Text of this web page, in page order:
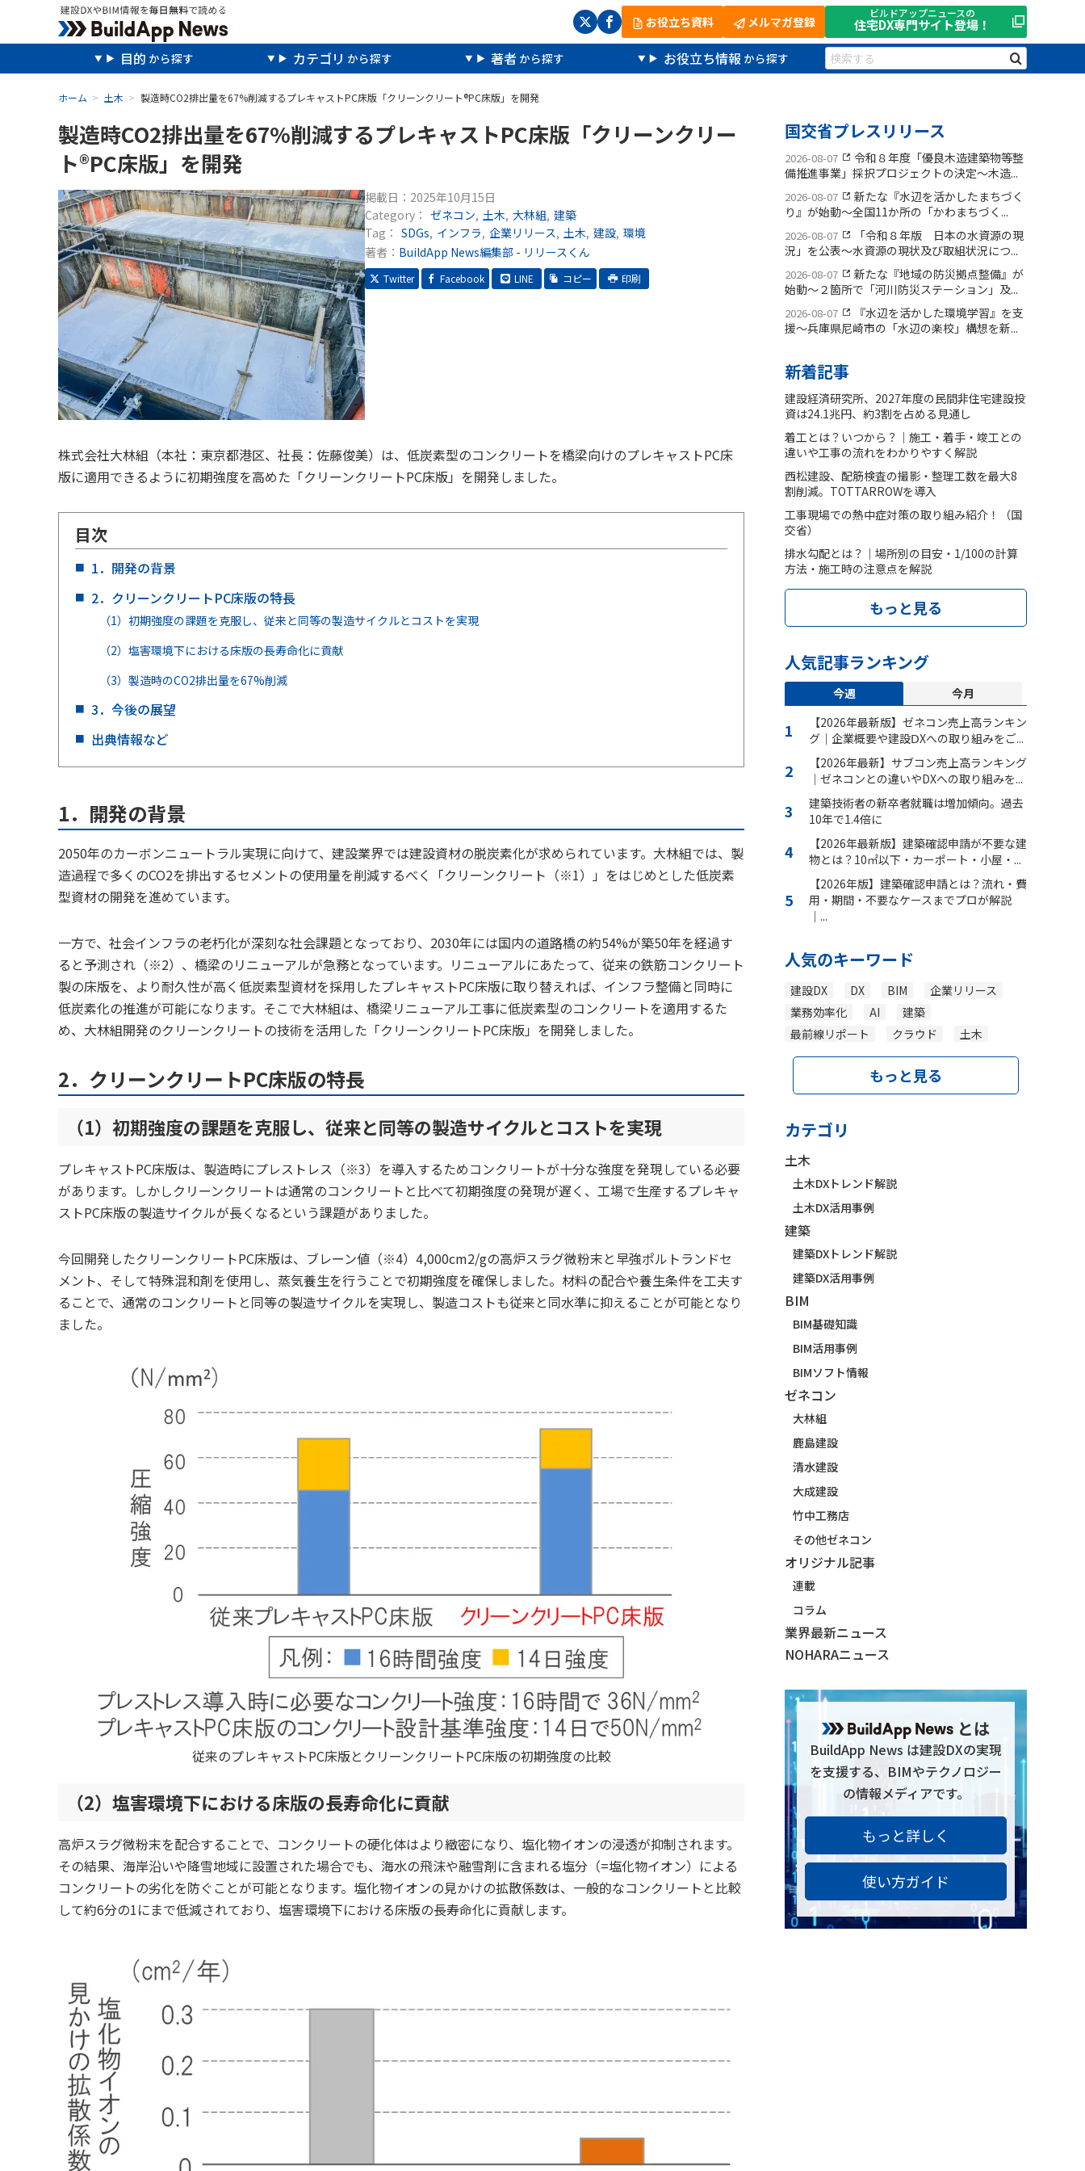
お役立ち資料 メルマガ登録
ビルドアップニュースの
住宅DX専門サイト登場！
目的 カテゴリ 著者 お役立ち情報
ホーム 土木 製造時CO2排出量を67%削減するプレキャストPC床版「クリーンクリート®PC床版」を開発
製造時CO2排出量を67%削減するプレキャストPC床版「クリーンクリー
ト®PC床版」を開発
掲載日： 2025年10月15日
Category： ゼネコン 土木 大林組 建築
Tag： SDGs インフラ 企業リリース 土木 建設 環境
著者： BuildApp News編集部 - リリースくん
Twitter Facebook LINE コピー 印刷
株式会社大林組（本社：東京都港区、社長：佐藤俊美）は、低炭素型のコンクリートを橋梁向けのプレキャストPC床
版に適用できるように初期強度を高めた「クリーンクリートPC床版」を開発しました。
目次
1．開発の背景
2．クリーンクリートPC床版の特長
（1）初期強度の課題を克服し、従来と同等の製造サイクルとコストを実現
（2）塩害環境下における床版の長寿命化に貢献
（3）製造時のCO2排出量を67%削減
3．今後の展望
出典情報など
1．開発の背景
2050年のカーボンニュートラル実現に向けて、建設業界では建設資材の脱炭素化が求められています。大林組では、製
造過程で多くのCO2を排出するセメントの使用量を削減するべく「クリーンクリート（※1）」をはじめとした低炭素
型資材の開発を進めています。
一方で、社会インフラの老朽化が深刻な社会課題となっており、2030年には国内の道路橋の約54%が築50年を経過す
ると予測され（※2）、橋梁のリニューアルが急務となっています。リニューアルにあたって、従来の鉄筋コンクリート
製の床版を、より耐久性が高く低炭素型資材を採用したプレキャストPC床版に取り替えれば、インフラ整備と同時に
低炭素化の推進が可能になります。そこで大林組は、橋梁リニューアル工事に低炭素型のコンクリートを適用するた
め、大林組開発のクリーンクリートの技術を活用した「クリーンクリートPC床版」を開発しました。
2．クリーンクリートPC床版の特長
（1）初期強度の課題を克服し、従来と同等の製造サイクルとコストを実現
プレキャストPC床版は、製造時にプレストレス（※3）を導入するためコンクリートが十分な強度を発現している必要
があります。しかしクリーンクリートは通常のコンクリートと比べて初期強度の発現が遅く、工場で生産するプレキャ
ストPC床版の製造サイクルが長くなるという課題がありました。
今回開発したクリーンクリートPC床版は、ブレーン値（※4）4,000cm2/gの高炉スラグ微粉末と早強ポルトランドセ
メント、そして特殊混和剤を使用し、蒸気養生を行うことで初期強度を確保しました。材料の配合や養生条件を工夫す
ることで、通常のコンクリートと同等の製造サイクルを実現し、製造コストも従来と同水準に抑えることが可能となり
ました。
従来のプレキャストPC床版とクリーンクリートPC床版の初期強度の比較
（2）塩害環境下における床版の長寿命化に貢献
高炉スラグ微粉末を配合することで、コンクリートの硬化体はより緻密になり、塩化物イオンの浸透が抑制されます。
その結果、海岸沿いや降雪地域に設置された場合でも、海水の飛沫や融雪剤に含まれる塩分（=塩化物イオン）による
コンクリートの劣化を防ぐことが可能となります。塩化物イオンの見かけの拡散係数は、一般的なコンクリートと比較
して約6分の1にまで低減されており、塩害環境下における床版の長寿命化に貢献します。
国交省プレスリリース
2026-08-07
令和８年度「優良木造建築物等整
備推進事業」採択プロジェクトの決定〜木造...
2026-08-07
新たな『水辺を活かしたまちづく
り』が始動〜全国11か所の「かわまちづく...
2026-08-07
「令和８年版 日本の水資源の現
況」を公表〜水資源の現状及び取組状況につ...
2026-08-07
新たな『地域の防災拠点整備』が
始動〜２箇所で「河川防災ステーション」及...
2026-08-07
『水辺を活かした環境学習』を支
援〜兵庫県尼崎市の「水辺の楽校」構想を新...
新着記事
建設経済研究所、2027年度の民間非住宅建設投
資は24.1兆円、約3割を占める見通し
着工とは？いつから？｜施工・着手・竣工との
違いや工事の流れをわかりやすく解説
西松建設、配筋検査の撮影・整理工数を最大8
割削減。TOTTARROWを導入
工事現場での熱中症対策の取り組み紹介！（国
交省）
排水勾配とは？｜場所別の目安・1/100の計算
方法・施工時の注意点を解説
もっと見る
人気記事ランキング
今週
今月
【2026年最新版】ゼネコン売上高ランキン
グ｜企業概要や建設ⅮXへの取り組みをご...
【2026年最新】サブコン売上高ランキング
｜ゼネコンとの違いやDXへの取り組みを...
建築技術者の新卒者就職は増加傾向。過去
10年で1.4倍に
【2026年最新版】建築確認申請が不要な建
物とは？10㎡以下・カーポート・小屋・...
【2026年版】建築確認申請とは？流れ・費
用・期間・不要なケースまでプロが解説
｜...
人気のキーワード
建設DX DX BIM
企業リリース
業務効率化
AI
建築
最前線リポート
クラウド 土木
もっと見る
カテゴリ
土木
土木DXトレンド解説
土木DX活用事例
建築
建築DXトレンド解説
建築DX活用事例
BIM
BIM基礎知識
BIM活用事例
BIMソフト情報
ゼネコン
大林組
鹿島建設
清水建設
大成建設
竹中工務店
その他ゼネコン
オリジナル記事
連載
コラム
業界最新ニュース
NOHARAニュース
とは
BuildApp News は建設DXの実現
を支援する、BIMやテクノロジー
の情報メディアです。
もっと詳しく
使い方ガイド